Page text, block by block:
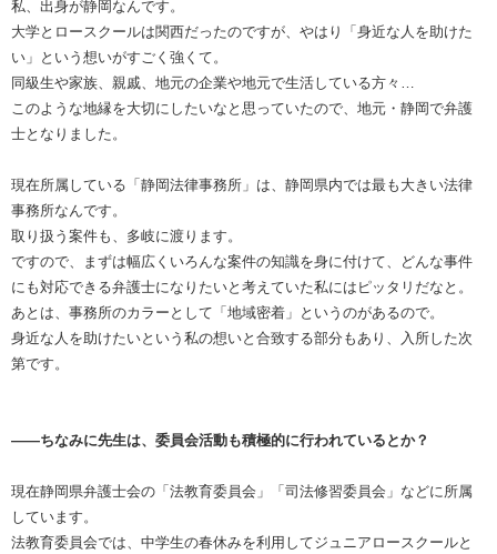
私、出身が静岡なんです。
大学とロースクールは関西だったのですが、やはり「身近な人を助けた
い」という想いがすごく強くて。
同級生や家族、親戚、地元の企業や地元で生活している方々…
このような地縁を大切にしたいなと思っていたので、地元・静岡で弁護
士となりました。
現在所属している「静岡法律事務所」は、静岡県内では最も大きい法律
事務所なんです。
取り扱う案件も、多岐に渡ります。
ですので、まずは幅広くいろんな案件の知識を身に付けて、どんな事件
にも対応できる弁護士になりたいと考えていた私にはピッタリだなと。
あとは、事務所のカラーとして「地域密着」というのがあるので。
身近な人を助けたいという私の想いと合致する部分もあり、入所した次
第です。
――ちなみに先生は、委員会活動も積極的に行われているとか？
現在静岡県弁護士会の「法教育委員会」「司法修習委員会」などに所属
しています。
法教育委員会では、中学生の春休みを利用してジュニアロースクールと